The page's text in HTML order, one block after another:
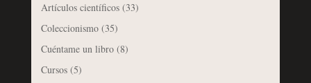
Artículos científicos(33)
Coleccionismo(35)
Cuéntame un libro(8)
Cursos(5)